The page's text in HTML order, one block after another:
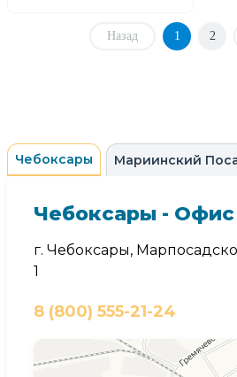
Назад 1 2
Чебоксары Мариинский
Чебоксары -
г. Чебоксары,
1
8 (800) 555-21-24